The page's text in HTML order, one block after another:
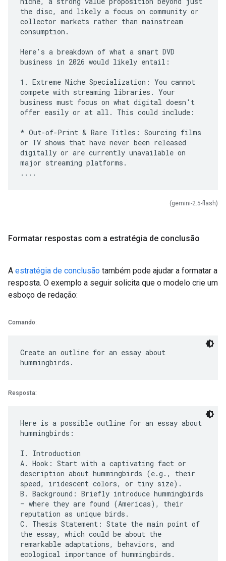
the disc, and likely a focus on community or
collector markets rather than mainstream
consumption.
Here's a breakdown of what a smart DVD
business in 2026 would likely entail:
1. Extreme Niche Specialization: You cannot
compete with streaming libraries. Your
business must focus on what digital doesn't
offer easily or at all. This could include:
* Out-of-Print & Rare Titles: Sourcing films
or TV shows that have never been released
digitally or are currently unavailable on
major streaming platforms.
(gemini-2.5-flash)
Formatar respostas com a estratégia de conclusão
A estratégia de conclusão também pode ajudar a formatar a
resposta. O exemplo a seguir solicita que o modelo crie um
esboço de redação:
Comando:
Create an outline for an essay about
Resposta:
Here is a possible outline for an essay about
hummingbirds:
I. Introduction
A. Hook: Start with a captivating fact or
description about hummingbirds (e.g., their
speed, iridescent colors, or tiny size).
B. Background: Briefly introduce hummingbirds
– where they are found (Americas), their
reputation as unique birds.
C. Thesis Statement: State the main point of
the essay, which could be about the
remarkable adaptations, behaviors, and
ecological importance of hummingbirds.